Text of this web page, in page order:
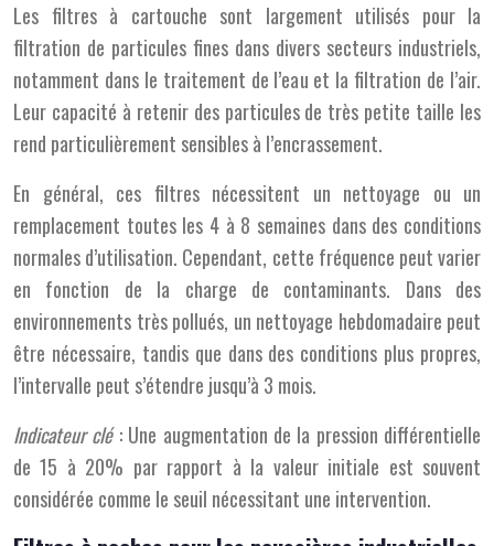
Les filtres à cartouche sont largement utilisés pour la
filtration de particules fines dans divers secteurs industriels,
notamment dans le traitement de l’eau et la filtration de l’air.
Leur capacité à retenir des particules de très petite taille les
rend particulièrement sensibles à l’encrassement.
En général, ces filtres nécessitent un nettoyage ou un
remplacement toutes les 4 à 8 semaines dans des conditions
normales d’utilisation. Cependant, cette fréquence peut varier
en fonction de la charge de contaminants. Dans des
environnements très pollués, un nettoyage hebdomadaire peut
être nécessaire, tandis que dans des conditions plus propres,
l’intervalle peut s’étendre jusqu’à 3 mois.
Indicateur clé: Une augmentation de la pression différentielle
de 15 à 20% par rapport à la valeur initiale est souvent
considérée comme le seuil nécessitant une intervention.